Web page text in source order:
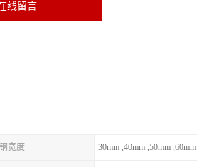
线留言
宽度 30mm ,40mm ,50mm ,60mm